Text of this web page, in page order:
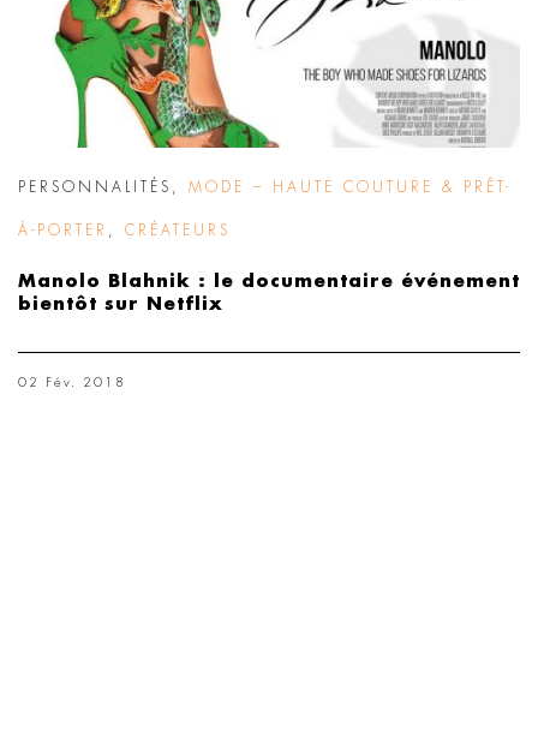
PERSONNALITÉS MODE – HAUTE COUTURE & PRÊT-
À-PORTER CRÉATEURS
Manolo Blahnik : le documentaire événement
bientôt sur Netflix
02 Fév. 2018